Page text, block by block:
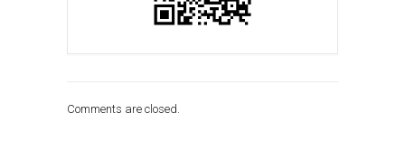
Comments are closed.